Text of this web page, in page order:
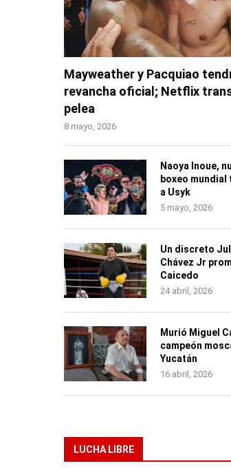
Mayweather y Pacquiao
revancha oficial; Netflix
pelea
8 mayo, 2026
Naoya Inoue,
boxeo
a Usyk
5 mayo, 2026
Un discreto
Chávez Jr
Caicedo
24 abril, 2026
Murió Miguel
campeón
Yucatán
16 abril, 2026
LUCHA LIBRE